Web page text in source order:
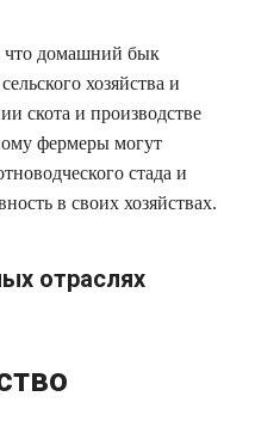
что домашний бык
хозяйства и
скота и производстве
фермеры могут
стада и
в своих хозяйствах.
отраслях